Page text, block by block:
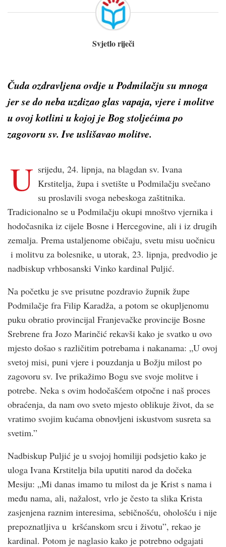
Svjetlo riječi
Čuda ozdravljena ovdje u Podmilačju su mnoga
jer se do neba uzdizao glas vapaja, vjere i molitve
u ovoj kotlini u kojoj je Bog stoljećima po
zagovoru sv. Ive uslišavao molitve.
U srijedu, 24. lipnja, na blagdan sv. Ivana
Krstitelja, župa i svetište u Podmilačju svečano
su proslavili svoga nebeskoga zaštitnika.
Tradicionalno se u Podmilačju okupi mnoštvo vjernika i
hodočasnika iz cijele Bosne i Hercegovine, ali i iz drugih
zemalja. Prema ustaljenome običaju, svetu misu uočnicu
i molitvu za bolesnike, u utorak, 23. lipnja, predvodio je
nadbiskup vrhbosanski Vinko kardinal Puljić.
Na početku je sve prisutne pozdravio župnik župe
Podmilačje fra Filip Karadža, a potom se okupljenomu
puku obratio provincijal Franjevačke provincije Bosne
Srebrene fra Jozo Marinčić rekavši kako je svatko u ovo
mjesto došao s različitim potrebama i nakanama: „U ovoj
svetoj misi, puni vjere i pouzdanja u Božju milost po
zagovoru sv. Ive prikažimo Bogu sve svoje molitve i
potrebe. Neka s ovim hodočašćem otpočne i naš proces
obraćenja, da nam ovo sveto mjesto oblikuje život, da se
vratimo svojim kućama obnovljeni iskustvom susreta sa
svetim.”
Nadbiskup Puljić je u svojoj homiliji podsjetio kako je
uloga Ivana Krstitelja bila uputiti narod da dočeka
Mesiju: „Mi danas imamo tu milost da je Krist s nama i
među nama, ali, nažalost, vrlo je često ta slika Krista
zasjenjena raznim interesima, sebičnošću, ohološću i nije
prepoznatljiva u kršćanskom srcu i životu”, rekao je
kardinal. Potom je naglasio kako je potrebno odgajati